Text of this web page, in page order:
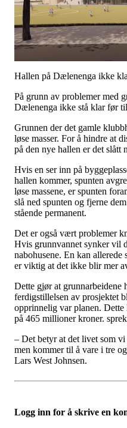
Hallen på Dælenenga ikke
På grunn av problemer med
Dælenenga ikke stå klar før
Grunnen der det gamle
løse masser. For å hindre at
på den nye hallen er det slått
Hvis en ser inn på
hallen kommer, spunten
løse massene, er spunten
slå ned spunten og fjerne
stående permanent.
Det er også vært problemer
Hvis grunnvannet synker vil
nabohusene. En kan allerede
er viktig at det ikke blir mer
Dette gjør at grunnarbeidene
ferdigstillelsen av prosjektet
opprinnelig var planen. Dette
på 465 millioner kroner.
– Det betyr at det livet som
men kommer til å vare i tre
Lars West Johnsen.
Logg inn for å skrive en